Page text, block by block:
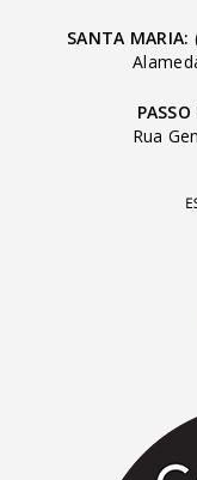
SANTA MARIA:
Rua